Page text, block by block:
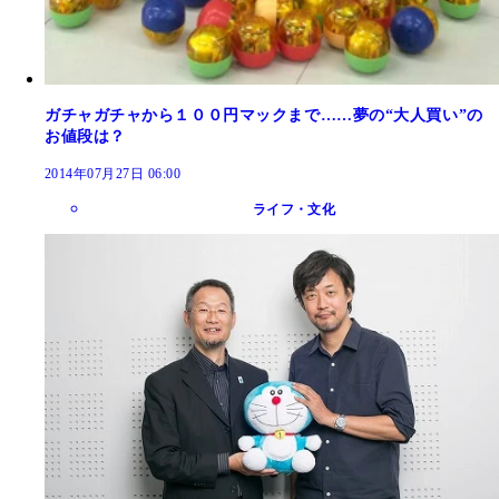
ガチャガチャから１００円マックまで……夢の“大人買い”の
お値段は？
2014年07月27日 06:00
ライフ・文化